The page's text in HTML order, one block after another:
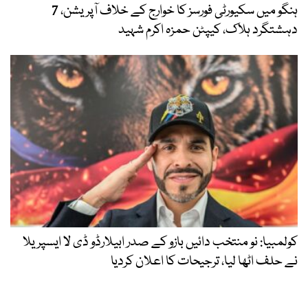
ہنگو میں سکیورٹی فورسز کا خوارج کے خلاف آپریشن، 7
دہشتگرد ہلاک، کیپٹن حمزہ اکرم شہید
کولمبیا: نو منتخب دائیں بازو کے صدر ابیلارڈو ڈی لا ایسپریلا
نے حلف اٹھا لیا، ترجیحات کا اعلان کردیا